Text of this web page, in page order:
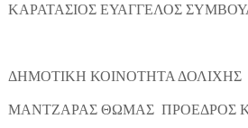
ΚΑΡΑΤΑΣΙΟΣ ΕΥΑΓΓΕΛΟΣ
ΔΗΜΟΤΙΚΗ ΚΟΙΝΟΤΗΤΑ ΔΟΛΙΧΗΣ
ΜΑΝΤΖΑΡΑΣ ΘΩΜΑΣ ΠΡΟΕΔΡΟΣ